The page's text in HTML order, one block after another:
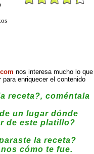
nos interesa mucho lo que
para enriquecer el contenido
receta?, coméntala
un lugar dónde
de este platillo?
la receta?
cómo te fue.